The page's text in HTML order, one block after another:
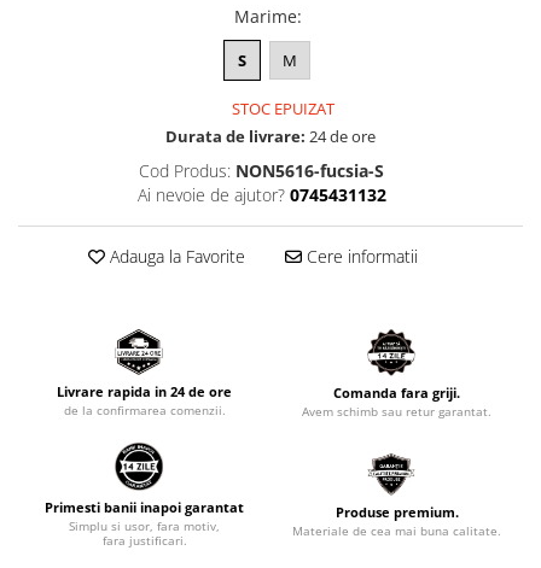
Marime:
S M
STOC EPUIZAT
Durata de livrare: 24 de ore
Cod Produs: NON5616-fucsia-S
Ai nevoie de ajutor? 0745431132
Adauga la Favorite Cere informatii
Livrare rapida in 24 de ore
de la confirmarea comenzii.
Comanda fara griji.
Avem schimb sau retur garantat.
Primesti banii inapoi garantat
Simplu si usor, fara motiv,
fara justificari.
Produse premium.
Materiale de cea mai buna calitate.